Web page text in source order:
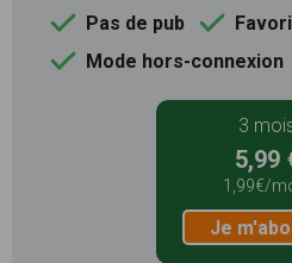
Pas de pub
Mode hors-connexion
3
5,99
1,99€/
Je